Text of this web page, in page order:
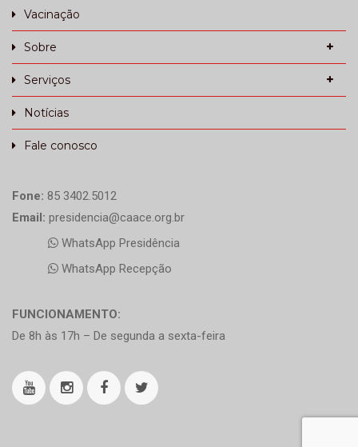
Vacinação
Sobre
Serviços
Notícias
Fale conosco
Fone: 85 3402.5012
Email: presidencia@caace.org.br
WhatsApp Presidência
WhatsApp Recepção
FUNCIONAMENTO:
De 8h às 17h – De segunda a sexta-feira